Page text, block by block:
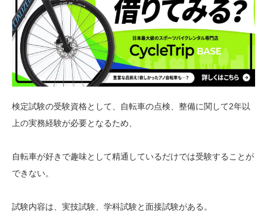
検定試験の受験資格として、自転車の点検、整備に関して2年以
上の実務経験が必要となるため、
自転車が好きで趣味として精通しているだけでは受験することが
できない。
試験内容は、実技試験、学科試験と面接試験がある。